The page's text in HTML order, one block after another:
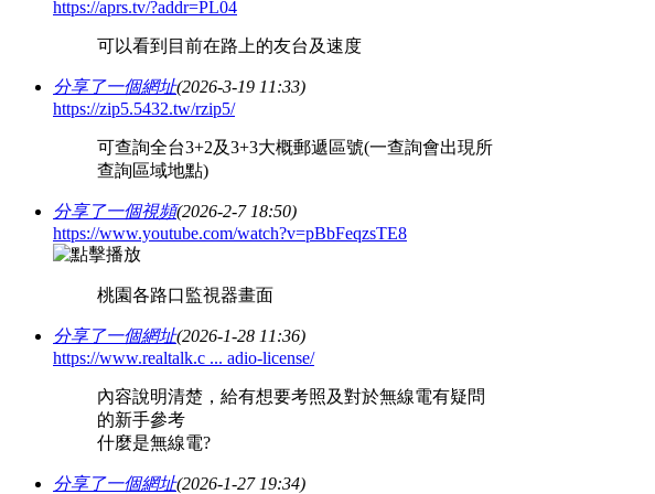
https://aprs.tv/?addr=PL04
可以看到目前在路上的友台及速度
分享了一個網址(2026-3-19 11:33)
https://zip5.5432.tw/rzip5/
可查詢全台3+2及3+3大概郵遞區號(一查詢會出現所
查詢區域地點)
分享了一個視頻(2026-2-7 18:50)
https://www.youtube.com/watch?v=pBbFeqzsTE8
桃園各路口監視器畫面
分享了一個網址(2026-1-28 11:36)
https://www.realtalk.c ... adio-license/
內容說明清楚，給有想要考照及對於無線電有疑問
的新手參考
什麼是無線電?
分享了一個網址(2026-1-27 19:34)